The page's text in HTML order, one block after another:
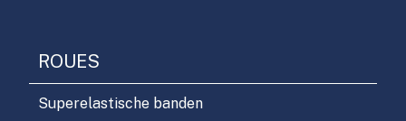
ROUES
Superelastische banden